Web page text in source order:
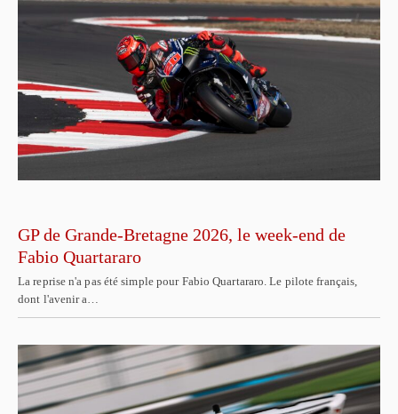
GP de Grande-Bretagne 2026, le week-end de
Fabio Quartararo
La reprise n'a pas été simple pour Fabio Quartararo. Le pilote français,
dont l'avenir a…